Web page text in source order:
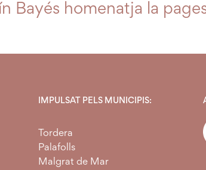
Bayés homenatja la
IMPULSAT PELS MUNICIPIS:
Tordera
Palafolls
Malgrat de Mar